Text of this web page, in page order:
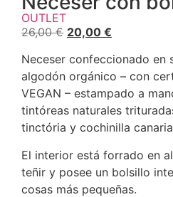
OUTLET
26,00€ 20,00 €
Neceser confeccionado en
algodón orgánico – con
VEGAN – estampado a
tintóreas naturales
tinctória y cochinilla
El interior está forrado en
teñir y posee un bolsillo
cosas más pequeñas.